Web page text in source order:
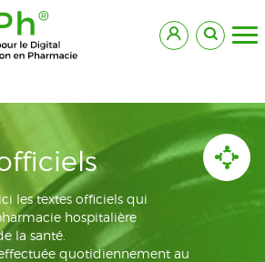
les textes officiels qui
hospitalière
la santé.
quotidiennement au